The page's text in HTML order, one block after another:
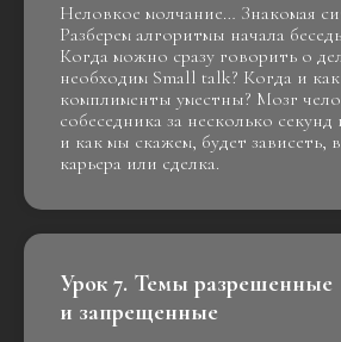
Неловкое молчание… Знакомая
Разберем алгоритмы начала
Когда можно сразу говорить о
необходим Small talk? Когда и
комплименты уместны? Мозг
собеседника за несколько
и как мы скажем, будет зависеть,
карьера или сделка.
Урок 7. Темы разрешенные
и запрещенные